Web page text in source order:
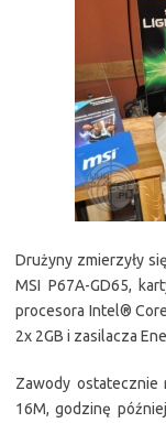
Drużyny zmierzyły
MSI P67A-GD65,
procesora Intel®
2x 2GB i zasilacza
Zawody ostatecznie
16M, godzinę